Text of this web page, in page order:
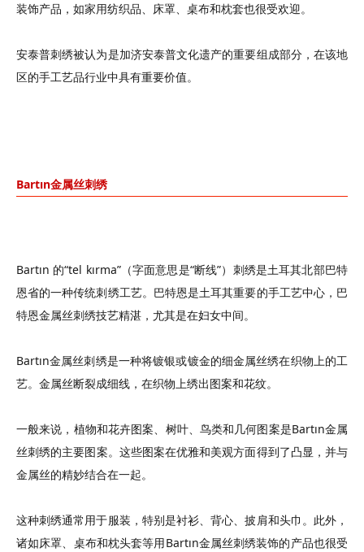
装饰产品，如家用纺织品、床罩、桌布和枕套也很受欢迎。
安泰普刺绣被认为是加济安泰普文化遗产的重要组成部分，在该地
区的手工艺品行业中具有重要价值。
Bartın金属丝刺绣
Bartın 的“tel kırma”（字面意思是“断线”）刺绣是土耳其北部巴特
恩省的一种传统刺绣工艺。巴特恩是土耳其重要的手工艺中心，巴
特恩金属丝刺绣技艺精湛，尤其是在妇女中间。
Bartın金属丝刺绣是一种将镀银或镀金的细金属丝绣在织物上的工
艺。金属丝断裂成细线，在织物上绣出图案和花纹。
一般来说，植物和花卉图案、树叶、鸟类和几何图案是Bartın金属
丝刺绣的主要图案。这些图案在优雅和美观方面得到了凸显，并与
金属丝的精妙结合在一起。
这种刺绣通常用于服装，特别是衬衫、背心、披肩和头巾。此外，
诸如床罩、桌布和枕头套等用Bartın金属丝刺绣装饰的产品也很受